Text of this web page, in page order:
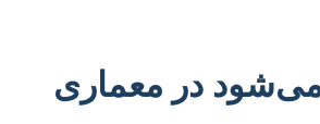
می‌شود در معماری